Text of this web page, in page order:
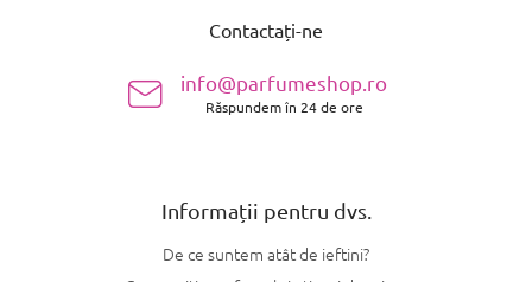
Contactați-ne
info@parfumeshop.ro
Răspundem în 24 de ore
Informații pentru dvs.
De ce suntem atât de ieftini?